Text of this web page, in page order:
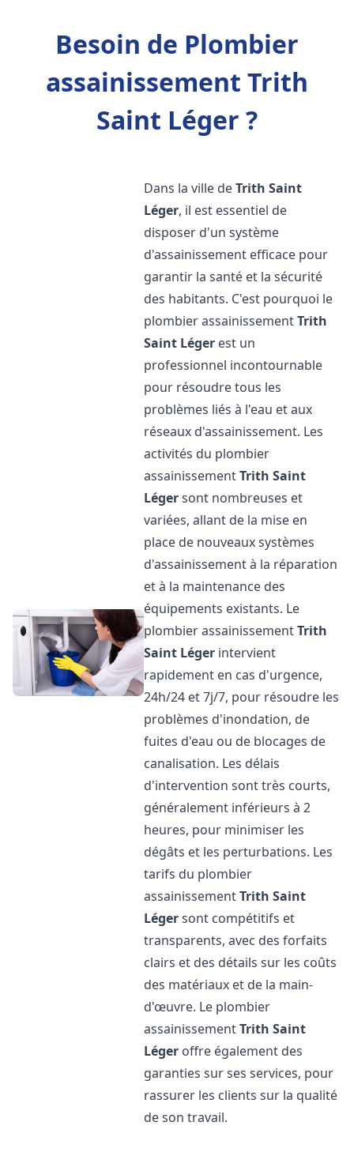
Besoin de Plombier
assainissement Trith
Saint Léger ?
Dans la ville deTrith Saint
Léger, il est essentiel de
disposer d'un système
d'assainissement efficace pour
garantir la santé et la sécurité
des habitants. C'est pourquoi le
plombier assainissementTrith
Saint Léger est un
professionnel incontournable
pour résoudre tous les
problèmes liés à l'eau et aux
réseaux d'assainissement. Les
activités du plombier
assainissementTrith Saint
Légersont nombreuses et
variées, allant de la mise en
place de nouveaux systèmes
d'assainissement à la réparation
et à la maintenance des
équipements existants. Le
plombier assainissementTrith
Saint Léger intervient
rapidement en cas d'urgence,
24h/24 et 7j/7, pour résoudre les
problèmes d'inondation, de
fuites d'eau ou de blocages de
canalisation. Les délais
d'intervention sont très courts,
généralement inférieurs à 2
heures, pour minimiser les
dégâts et les perturbations. Les
tarifs du plombier
assainissementTrith Saint
Légersont compétitifs et
transparents, avec des forfaits
clairs et des détails sur les coûts
des matériaux et de la main-
d'œuvre. Le plombier
assainissementTrith Saint
Léger offre également des
garanties sur ses services, pour
rassurer les clients sur la qualité
de son travail.